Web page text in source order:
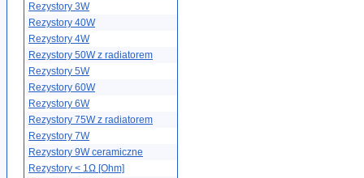
Rezystory 3W
Rezystory 40W
Rezystory 4W
Rezystory 50W z radiatorem
Rezystory 5W
Rezystory 60W
Rezystory 6W
Rezystory 75W z radiatorem
Rezystory 7W
Rezystory 9W ceramiczne
Rezystory < 1Ω [Ohm]